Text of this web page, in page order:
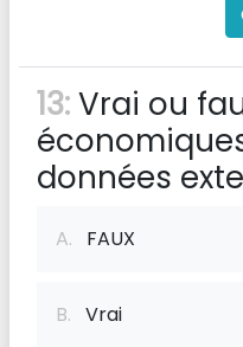
13:Vrai ou
données
A. FAUX
B. Vrai